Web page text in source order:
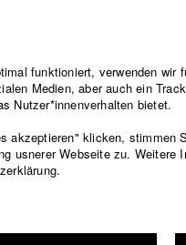
funktioniert, verwenden
Medien, aber auch ein
Nutzer*innenverhalten bietet.
akzeptieren" klicken, stimmen
usnerer Webseite zu. Weitere